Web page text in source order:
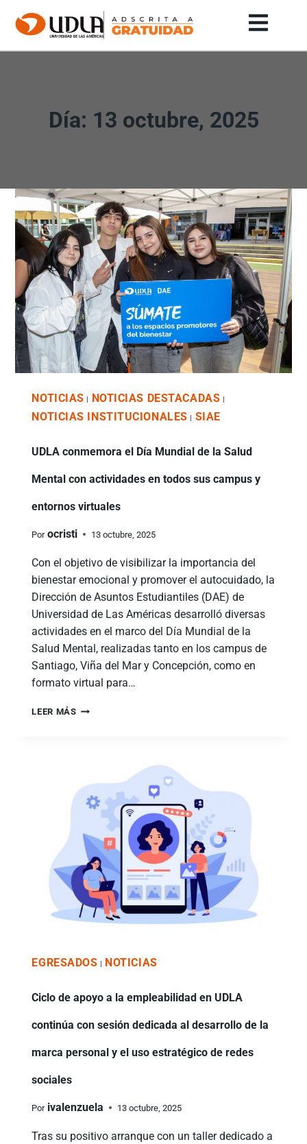
Día: 13 octubre, 2025
NOTICIAS NOTICIAS DESTACADAS
NOTICIAS INSTITUCIONALES SIAE
UDLA conmemora el Día Mundial de la Salud
Mental con actividades en todos sus campus y
entornos virtuales
Por ocristi 13 octubre, 2025
Con el objetivo de visibilizar la importancia del
bienestar emocional y promover el autocuidado, la
Dirección de Asuntos Estudiantiles (DAE) de
Universidad de Las Américas desarrolló diversas
actividades en el marco del Día Mundial de la
Salud Mental, realizadas tanto en los campus de
Santiago, Viña del Mar y Concepción, como en
formato virtual para…
LEER MÁS
EGRESADOS NOTICIAS
Ciclo de apoyo a la empleabilidad en UDLA
continúa con sesión dedicada al desarrollo de la
marca personal y el uso estratégico de redes
sociales
Por ivalenzuela 13 octubre, 2025
Tras su positivo arranque con un taller dedicado a